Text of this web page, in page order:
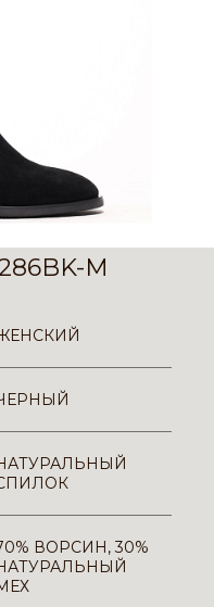
M
ВОРСИН, 30%